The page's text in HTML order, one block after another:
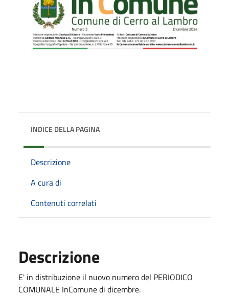
INDICE DELLA PAGINA
Descrizione
A cura di
Contenuti correlati
Descrizione
E' in distribuzione il nuovo numero del PERIODICO
COMUNALE InComune di dicembre.